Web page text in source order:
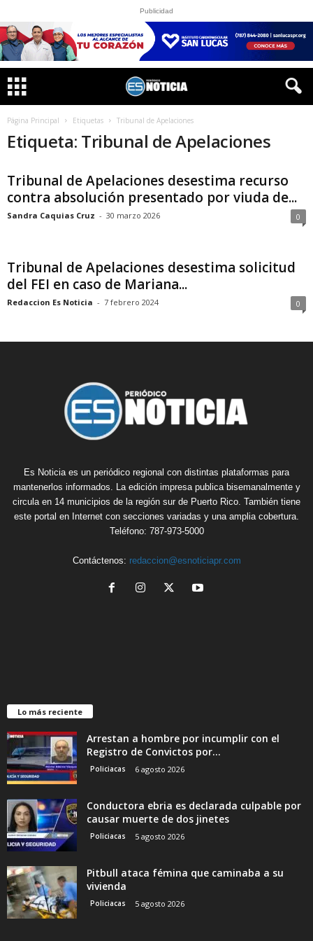
Publicidad
Página Principal Etiquetas Tribunal de Apelaciones
Etiqueta: Tribunal de Apelaciones
Tribunal de Apelaciones desestima recurso
contra absolución presentado por viuda de...
Sandra Caquias Cruz - 30 marzo 2026 0
Tribunal de Apelaciones desestima solicitud
del FEI en caso de Mariana...
Redaccion Es Noticia - 7 febrero 2024 0
Es Noticia es un periódico regional con distintas plataformas para
mantenerlos informados. La edición impresa publica bisemanalmente y
circula en 14 municipios de la región sur de Puerto Rico. También tiene
este portal en Internet con secciones variadas y una amplia cobertura.
Teléfono: 787-973-5000
Contáctenos: redaccion@esnoticiapr.com
Lo más reciente
Arrestan a hombre por incumplir con el
Registro de Convictos por...
Policiacas 6 agosto 2026
Conductora ebria es declarada culpable por
causar muerte de dos jinetes
Policiacas 5 agosto 2026
Pitbull ataca fémina que caminaba a su
vivienda
Policiacas 5 agosto 2026